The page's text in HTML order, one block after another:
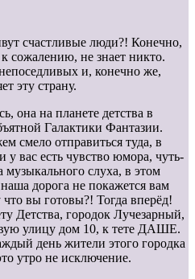
счастливые люди?! Конечно,
сожалению, не знает никто.
и, конечно же,
эту страну.
она на планете детства в
Галактики Фантазии.
смело отправиться туда, в
у вас есть чувство юмора, чуть-
музыкального слуха, в этом
дорога не покажется вам
вы готовы?! Тогда вперёд!
Детства, городок Лучезарный,
улицу дом 10, к тете ДАШЕ.
день жители этого городка
утро не исключение.